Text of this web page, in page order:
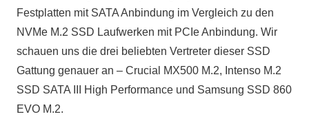
Festplatten mit SATA Anbindung im Vergleich zu den
NVMe M.2 SSD Laufwerken mit PCIe Anbindung. Wir
schauen uns die drei beliebten Vertreter dieser SSD
Gattung genauer an – Crucial MX500 M.2, Intenso M.2
SSD SATA III High Performance und Samsung SSD 860
EVO M.2.